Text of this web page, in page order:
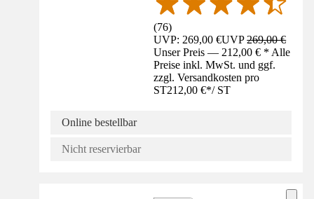
(76)
UVP: 269,00 €UVP269,00 €
Unser Preis — 212,00 € * Alle
Preise inkl. MwSt. und ggf.
zzgl. Versandkosten pro
ST212,00 €*/ ST
Online bestellbar
Nicht reservierbar